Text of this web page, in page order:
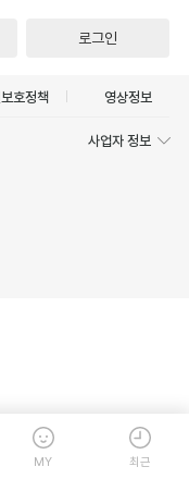
로그인
호정책 영상정보
사업자 정보
MY 최근